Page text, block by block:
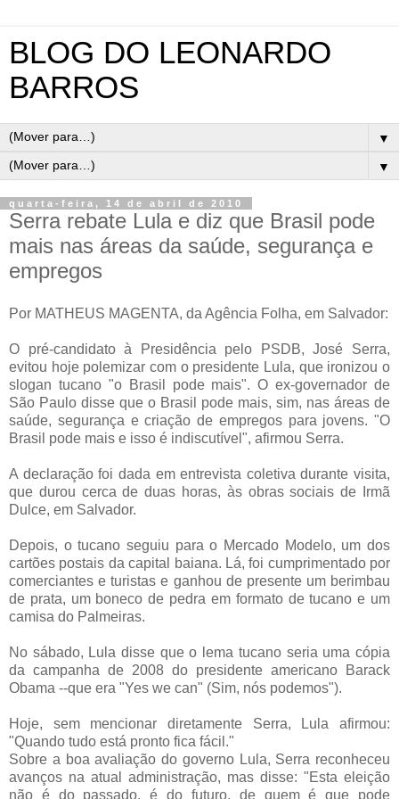
BLOG DO LEONARDO
BARROS
▼
▼
quarta-feira, 14 de abril de 2010
Serra rebate Lula e diz que Brasil pode
mais nas áreas da saúde, segurança e
empregos
Por MATHEUS MAGENTA, da Agência Folha, em Salvador:
O pré-candidato à Presidência pelo PSDB, José Serra,
evitou hoje polemizar com o presidente Lula, que ironizou o
slogan tucano "o Brasil pode mais". O ex-governador de
São Paulo disse que o Brasil pode mais, sim, nas áreas de
saúde, segurança e criação de empregos para jovens. "O
Brasil pode mais e isso é indiscutível", afirmou Serra.
A declaração foi dada em entrevista coletiva durante visita,
que durou cerca de duas horas, às obras sociais de Irmã
Dulce, em Salvador.
Depois, o tucano seguiu para o Mercado Modelo, um dos
cartões postais da capital baiana. Lá, foi cumprimentado por
comerciantes e turistas e ganhou de presente um berimbau
de prata, um boneco de pedra em formato de tucano e um
camisa do Palmeiras.
No sábado, Lula disse que o lema tucano seria uma cópia
da campanha de 2008 do presidente americano Barack
Obama --que era "Yes we can" (Sim, nós podemos").
Hoje, sem mencionar diretamente Serra, Lula afirmou:
"Quando tudo está pronto fica fácil."
Sobre a boa avaliação do governo Lula, Serra reconheceu
avanços na atual administração, mas disse: "Esta eleição
não é do passado, é do futuro, de quem é que pode